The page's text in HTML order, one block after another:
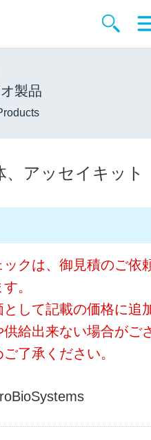
製品
、アッセイキット
クは、御見積のご依
。
して記載の価格に追
給出来ない場合がご
了承ください。